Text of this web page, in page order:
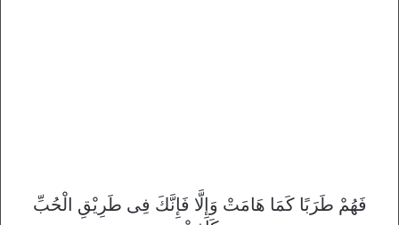
ﻓَﻬُﻢْ ﻃَﺮَﺑًﺎ ﻛَﻤَﺎ ﻫَﺎﻣَﺖْ ﻭَﺇِﻟَّﺎ ﻓَﺈِﻧَّﻚَ ﻓِﻰ ﻃَﺮِﻳْﻖِ ﺍﻟْﺤُﺐِّ